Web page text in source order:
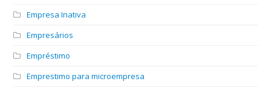
Empresa Inativa
Empresários
Empréstimo
Emprestimo para microempresa